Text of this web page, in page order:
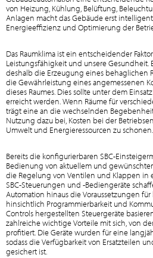
von Heizung, Kühlung, Belüftung,
Anlagen macht das Gebäude erst
Energieeffizienz und Optimierung der
Das Raumklima ist ein entscheidender
Leistungsfähigkeit und unsere Gesundheit.
deshalb die Erzeugung eines behaglichen
die Gewährleistung eines angemessenen
dieses Raumes. Dies sollte unter dem
erreicht werden. Wenn Räume für
trägt eine an die wechselnden
Nutzung dazu bei, Kosten bei der
Umwelt und Energieressourcen zu schonen.
Bereits die konfigurierbaren SBC-
Bedienung von aktuellem und
die Regelung von Ventilen und Klappen in
SBC-Steuerungen und -Bediengeräte
Automation hinaus die Voraussetzungen
hinsichtlich Programmierbarkeit und
Controls hergestellten Steuergeräte
zahlreiche wichtige Vorteile mit sich, von
profitiert. Die Geräte wurden für eine
sodass die Verfügbarkeit von Ersatzteilen
gesichert ist.